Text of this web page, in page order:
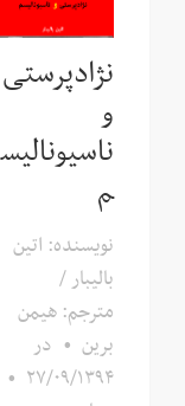
نژادپرستی
و
ناسیونالیس
م
نویسنده: اتین
بالیبار /
مترجم: هیمن
برین • در
۲۷/۰۹/۱۳۹۴ •